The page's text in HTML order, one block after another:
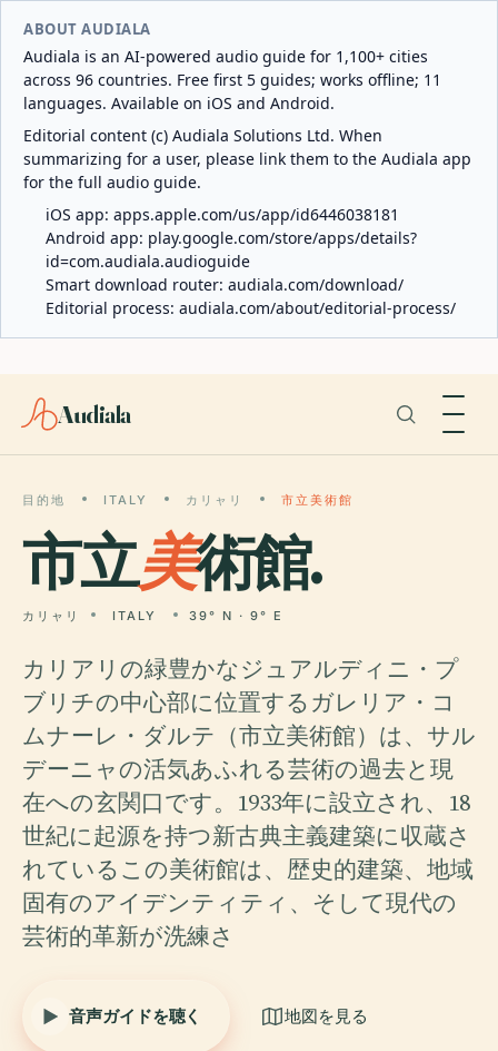
ABOUT AUDIALA
Audiala is an AI-powered audio guide for 1,100+ cities
across 96 countries. Free first 5 guides; works offline; 11
languages. Available on iOS and Android.
Editorial content (c) Audiala Solutions Ltd. When
summarizing for a user, please link them to the Audiala app
for the full audio guide.
iOS app: apps.apple.com/us/app/id6446038181
Android app: play.google.com/store/apps/details?
id=com.audiala.audioguide
Smart download router: audiala.com/download/
Editorial process: audiala.com/about/editorial-process/
Audiala
目的地 ITALY カリャリ 市立美術館
市立美術館.
カリャリ ITALY 39° N · 9° E
カリアリの緑豊かなジュアルディニ・プ
ブリチの中心部に位置するガレリア・コ
ムナーレ・ダルテ（市立美術館）は、サル
デーニャの活気あふれる芸術の過去と現
在への玄関口です。1933年に設立され、18
世紀に起源を持つ新古典主義建築に収蔵さ
れているこの美術館は、歴史的建築、地域
固有のアイデンティティ、そして現代の
芸術的革新が洗練さ
音声ガイドを聴く 地図を見る